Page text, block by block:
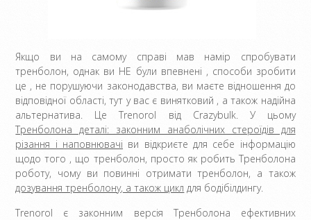
Якщо ви на самому справі мав намір спробувати
тренболон, однак ви НЕ були впевнені , способи зробити
це , не порушуючи законодавства, ви маєте відношення до
відповідної області, тут у вас є винятковий , а також надійна
альтернатива. Це Trenorol від Crazybulk. У цьому
Тренболона деталі: законним анаболічних стероїдів для
різання і наповнювачі ви відкриєте для себе інформацію
щодо того , що тренболон, просто як робить Тренболона
роботу, чому ви повинні отримати тренболон, а також
дозування тренболону, а також цикл для бодібілдингу.
Trenorol є законним версія Тренболона ефективних